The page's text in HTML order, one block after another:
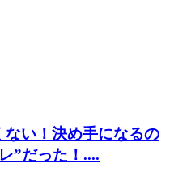
ない！決め手になるの
”だった！....